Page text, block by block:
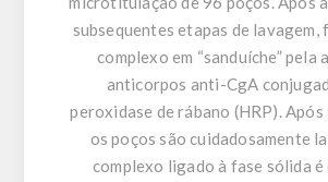
subsequentes etapas de lavagem,
complexo em “sanduíche” pela
anticorpos anti-CgA
peroxidase de rábano (HRP). Após
os poços são cuidadosamente
complexo ligado à fase sólida